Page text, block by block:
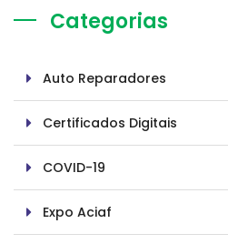
Categorias
Auto Reparadores
Certificados Digitais
COVID-19
Expo Aciaf